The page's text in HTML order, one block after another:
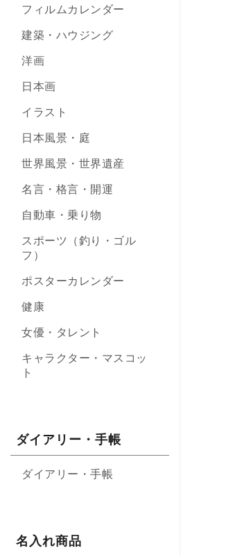
フィルムカレンダー
建築・ハウジング
洋画
日本画
イラスト
日本風景・庭
世界風景・世界遺産
名言・格言・開運
自動車・乗り物
スポーツ（釣り・ゴル
フ）
ポスターカレンダー
健康
女優・タレント
キャラクター・マスコッ
ト
ダイアリー・手帳
ダイアリー・手帳
名入れ商品